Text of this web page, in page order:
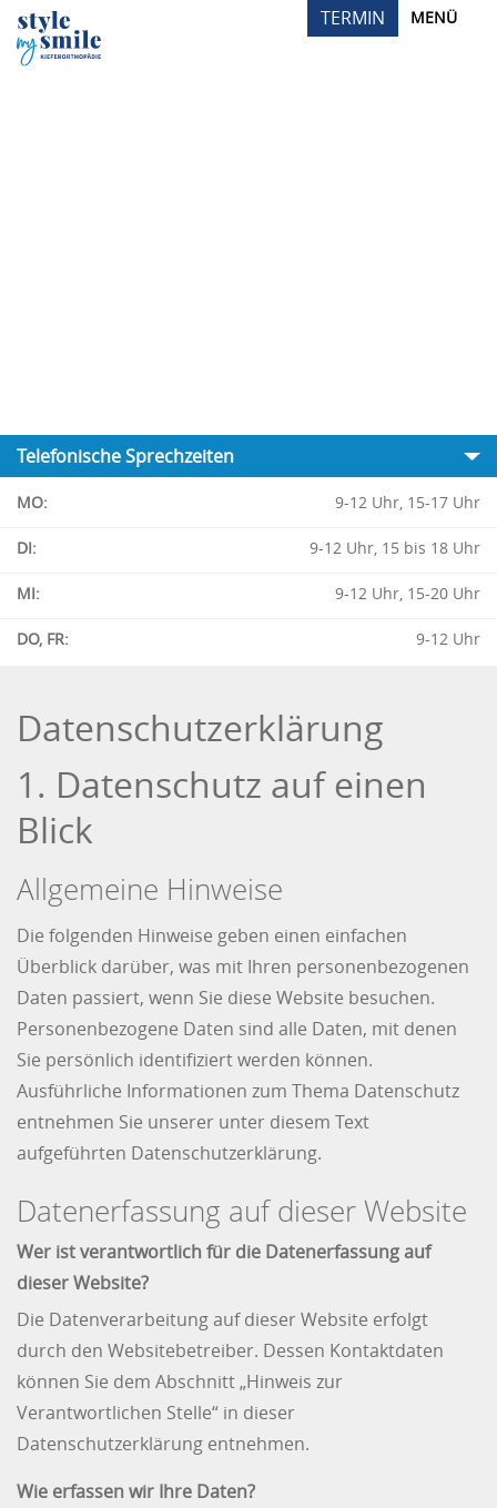
TERMIN MENÜ
Telefonische Sprechzeiten
MO: 9-12 Uhr, 15-17 Uhr
DI: 9-12 Uhr, 15 bis 18 Uhr
MI: 9-12 Uhr, 15-20 Uhr
DO, FR: 9-12 Uhr
Datenschutz­erklärung
1. Datenschutz auf einen
Blick
Allgemeine Hinweise
Die folgenden Hinweise geben einen einfachen
Überblick darüber, was mit Ihren personenbezogenen
Daten passiert, wenn Sie diese Website besuchen.
Personenbezogene Daten sind alle Daten, mit denen
Sie persönlich identifiziert werden können.
Ausführliche Informationen zum Thema Datenschutz
entnehmen Sie unserer unter diesem Text
aufgeführten Datenschutzerklärung.
Datenerfassung auf dieser Website
Wer ist verantwortlich für die Datenerfassung auf
dieser Website?
Die Datenverarbeitung auf dieser Website erfolgt
durch den Websitebetreiber. Dessen Kontaktdaten
können Sie dem Abschnitt „Hinweis zur
Verantwortlichen Stelle“ in dieser
Datenschutzerklärung entnehmen.
Wie erfassen wir Ihre Daten?